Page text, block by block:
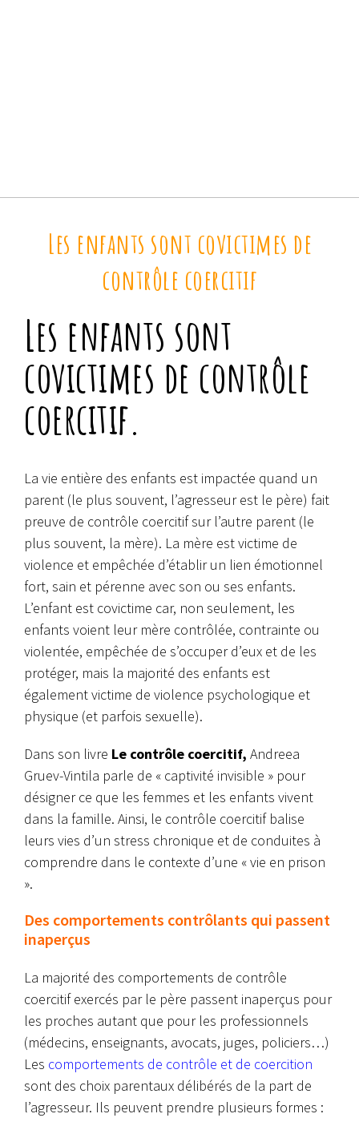
Les enfants sont covictimes de
contrôle coercitif
Les enfants sont
covictimes de contrôle
coercitif.
La vie entière des enfants est impactée quand un
parent (le plus souvent, l’agresseur est le père) fait
preuve de contrôle coercitif sur l’autre parent (le
plus souvent, la mère). La mère est victime de
violence et empêchée d’établir un lien émotionnel
fort, sain et pérenne avec son ou ses enfants.
L’enfant est covictime car, non seulement, les
enfants voient leur mère contrôlée, contrainte ou
violentée, empêchée de s’occuper d’eux et de les
protéger, mais la majorité des enfants est
également victime de violence psychologique et
physique (et parfois sexuelle).
Dans son livre Le contrôle coercitif, Andreea
Gruev-Vintila parle de « captivité invisible » pour
désigner ce que les femmes et les enfants vivent
dans la famille. Ainsi, le contrôle coercitif balise
leurs vies d’un stress chronique et de conduites à
comprendre dans le contexte d’une « vie en prison
».
Des comportements contrôlants qui passent
inaperçus
La majorité des comportements de contrôle
coercitif exercés par le père passent inaperçus pour
les proches autant que pour les professionnels
(médecins, enseignants, avocats, juges, policiers…)
Les comportements de contrôle et de coercition
sont des choix parentaux délibérés de la part de
l’agresseur. Ils peuvent prendre plusieurs formes :